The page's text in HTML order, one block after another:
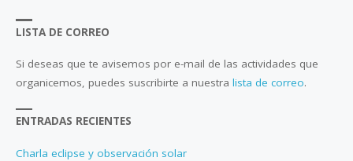
LISTA DE CORREO
Si deseas que te avisemos por e-mail de las actividades que
organicemos, puedes suscribirte a nuestralista de correo.
ENTRADAS RECIENTES
Charla eclipse y observación solar